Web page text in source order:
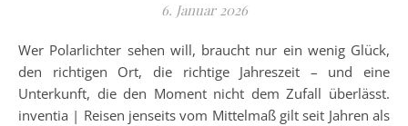
6. Januar 2026
Wer Polarlichter sehen will, braucht nur ein wenig Glück,
den richtigen Ort, die richtige Jahreszeit – und eine
Unterkunft, die den Moment nicht dem Zufall überlässt.
inventia | Reisen jenseits vom Mittelmaß gilt seit Jahren als